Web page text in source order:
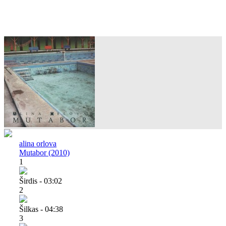
alina orlova
Mutabor (2010)
1
Širdis - 03:02
2
Šilkas - 04:38
3